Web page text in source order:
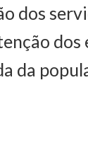
dos
dos
da